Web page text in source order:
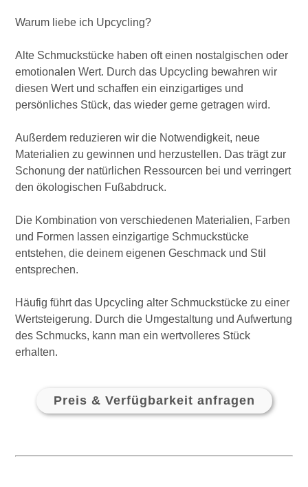
Warum liebe ich Upcycling?
Alte Schmuckstücke haben oft einen nostalgischen oder
emotionalen Wert. Durch das Upcycling bewahren wir
diesen Wert und schaffen ein einzigartiges und
persönliches Stück, das wieder gerne getragen wird.
Außerdem reduzieren wir die Notwendigkeit, neue
Materialien zu gewinnen und herzustellen. Das trägt zur
Schonung der natürlichen Ressourcen bei und verringert
den ökologischen Fußabdruck.
Die Kombination von verschiedenen Materialien, Farben
und Formen lassen einzigartige Schmuckstücke
entstehen, die deinem eigenen Geschmack und Stil
entsprechen.
Häufig führt das Upcycling alter Schmuckstücke zu einer
Wertsteigerung. Durch die Umgestaltung und Aufwertung
des Schmucks, kann man ein wertvolleres Stück
erhalten.
Preis & Verfügbarkeit anfragen